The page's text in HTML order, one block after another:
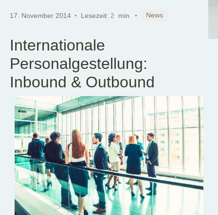
17. November 2014 Lesezeit: 2 min. News
Internationale
Personalgestellung:
Inbound & Outbound